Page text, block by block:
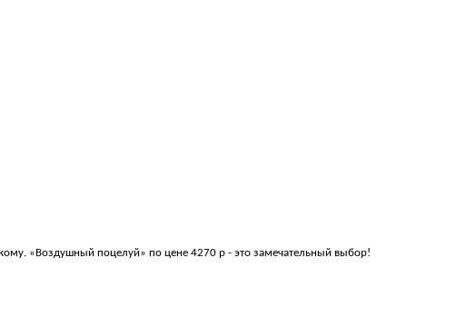
«Воздушный поцелуй» по цене 4270 р - это замечательный выбор!